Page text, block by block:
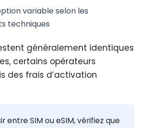
variable selon les
techniques
généralement identiques
certains opérateurs
des frais d’activation
entre SIM ou eSIM, vérifiez que